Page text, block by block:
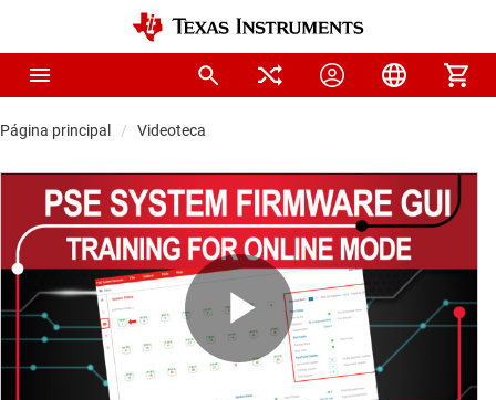
Página principal Videoteca
Play